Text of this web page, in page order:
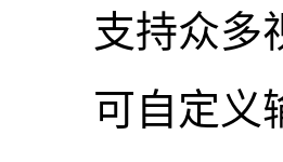
支持众多视
可自定义输